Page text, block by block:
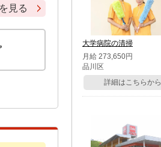
見る
大学病院の清掃
月給 273,650円
品川区
詳細はこちらから